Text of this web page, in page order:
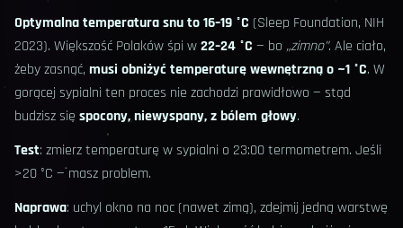
Optymalna temperatura snu to 16–19 °C (Sleep Foundation, NIH
2023). Większość Polaków śpi w22–24 °C — bo „zimno”. Ale ciało,
żeby zasnąć, musi obniżyć temperaturę wewnętrzną o ~1 °C. W
gorącej sypialni ten proces nie zachodzi prawidłowo — stąd
budzisz się spocony, niewyspany, z bólem głowy.
Test: zmierz temperaturę w sypialni o 23:00 termometrem. Jeśli
>20 °C — masz problem.
Naprawa: uchyl okno na noc (nawet zimą), zdejmij jedną warstwę